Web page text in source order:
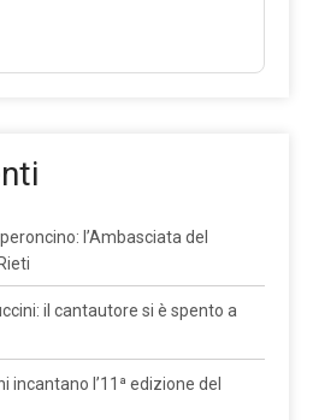
l’Ambasciata del
il cantautore si è spento a
incantano l’11ª edizione del